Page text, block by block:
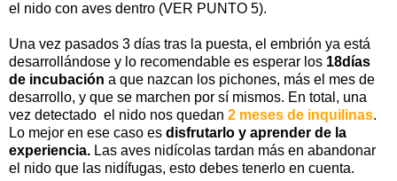
el nido con aves dentro (VER PUNTO 5).
Una vez pasados 3 días tras la puesta, el embrión ya está
desarrollándose y lo recomendable es esperar los 18días
de incubación a que nazcan los pichones, más el mes de
desarrollo, y que se marchen por sí mismos. En total, una
vez detectado el nido nos quedan 2 meses de inquilinas.
Lo mejor en ese caso es disfrutarlo y aprender de la
experiencia. Las aves nidícolas tardan más en abandonar
el nido que las nidífugas, esto debes tenerlo en cuenta.